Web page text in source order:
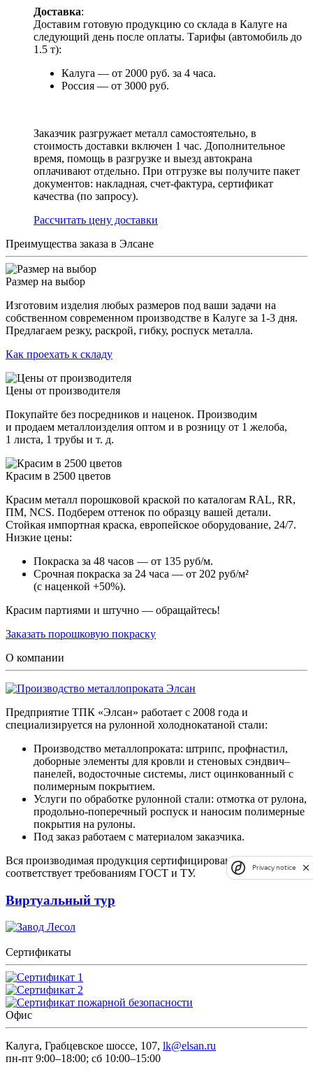
Доставка:
Доставим готовую продукцию со склада в Калуге на
следующий день после оплаты. Тарифы (автомобиль до
1.5 т):
Калуга — от 2000 руб. за 4 часа.
Россия — от 3000 руб.
Заказчик разгружает металл самостоятельно, в
стоимость доставки включен 1 час. Дополнительное
время, помощь в разгрузке и выезд автокрана
оплачивают отдельно. При отгрузке вы получите пакет
документов: накладная, счет-фактура, сертификат
качества (по запросу).
Раcсчитать цену доставки
Преимущества заказа в Элсане
Размер на выбор
Изготовим изделия любых размеров под ваши задачи на
собственном современном производстве в Калуге за 1-3 дня.
Предлагаем резку, раскрой, гибку, роспуск металла.
Как проехать к складу
Цены от производителя
Покупайте без посредников и наценок. Производим
и продаем металлоизделия оптом и в розницу от 1 желоба,
1 листа, 1 трубы и т. д.
Красим в 2500 цветов
Красим металл порошковой краской по каталогам RAL, RR,
ПМ, NCS. Подберем оттенок по образцу вашей детали.
Стойкая импортная краска, европейское оборудование, 24/7.
Низкие цены:
Покраска за 48 часов — от 135 руб/м.
Срочная покраска за 24 часа — от 202 руб/м²
(с наценкой +50%).
Красим партиями и штучно — обращайтесь!
Заказать порошковую покраску
О компании
Предприятие ТПК «Элсан» работает с 2008 года и
специализируется на рулонной холоднокатаной стали:
Производство металлопроката: штрипс, профнастил,
доборные элементы для кровли и стеновых сэндвич–
панелей, водосточные системы, лист оцинкованный с
полимерным покрытием.
Услуги по обработке рулонной стали: отмотка от рулона,
продольно-поперечный роспуск и наносим полимерные
покрытия на рулоны.
Под заказ работаем с материалом заказчика.
Вся производимая продукция сертифицирована и
соответствует требованиям ГОСТ и ТУ.
Виртуальный тур
Сертификаты
Офис
Калуга, Грабцевское шоссе, 107, lk@elsan.ru
пн-пт 9:00–18:00; сб 10:00–15:00
Privacy notice